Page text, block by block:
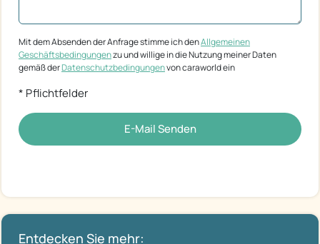
Mit dem Absenden der Anfrage stimme ich denAllgemeinen
Geschäftsbedingungenzu und willige in die Nutzung meiner Daten
gemäß derDatenschutzbedingungenvon caraworld ein
* Pflichtfelder
E-Mail Senden
Entdecken Sie mehr: